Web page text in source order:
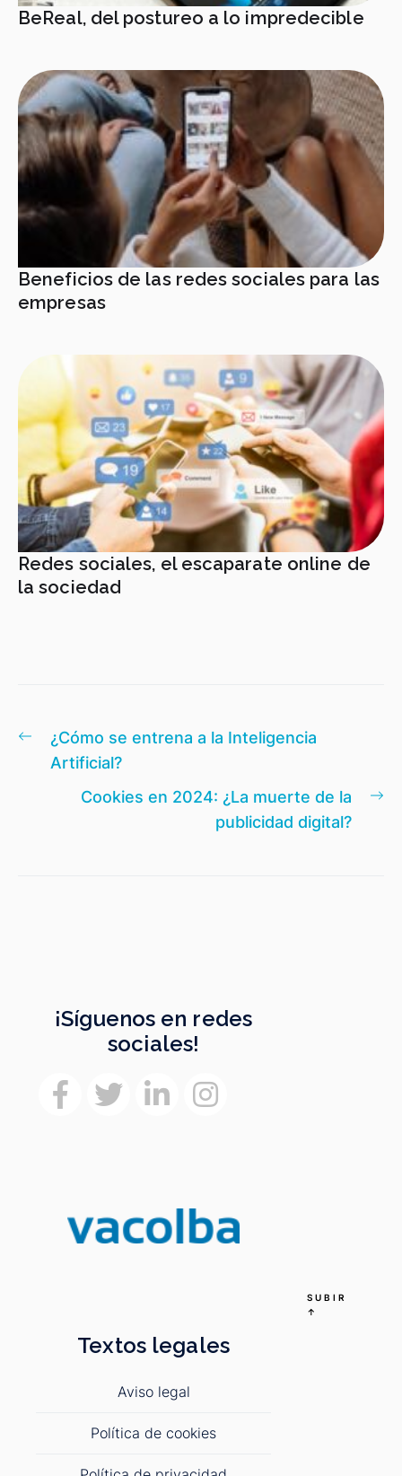
BeReal, del postureo a lo impredecible
Beneficios de las redes sociales para las
empresas
Redes sociales, el escaparate online de
la sociedad
Navegación
entradas
Entrada
anterior:
¿Cómo se entrena a la Inteligencia
Artificial?
Cookies en 2024: ¿La muerte de la
publicidad digital?
¡Síguenos en redes
sociales!
Textos legales
Aviso legal
Política de cookies
SUBIR
↑